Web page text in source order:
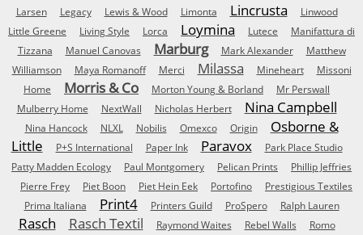
Larsen
Legacy Lewis & Wood Limonta Lincrusta
Linwood
Little Greene
Living Style Lorca Loymina Lutece
Manifattura di
Tizzana
Manuel Canovas Marburg Mark Alexander
Matthew
Williamson
Maya Romanoff Merci Milassa Mineheart
Missoni
Home
Morris & Co Morton Young & Borland
Mr Perswall
Mulberry Home
NextWall Nicholas Herbert Nina Campbell
Nina Hancock NLXL Nobilis Omexco Origin
Osborne &
Little
P+S International Paper Ink Paravox
Park Place Studio
Patty Madden Ecology
Paul Montgomery Pelican Prints
Phillip Jeffries
Pierre Frey
Piet Boon Piet Hein Eek Portofino
Prestigious Textiles
Prima Italiana
Print4 Printers Guild ProSpero Ralph Lauren
Rasch Rasch Textil Raymond Waites Rebel Walls
Romo